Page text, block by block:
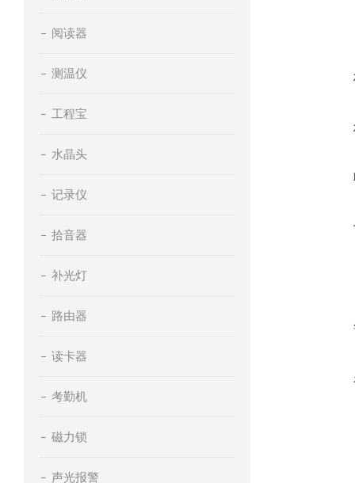
阅读器
测温仪
工程宝
水晶头
记录仪
拾音器
补光灯
路由器
读卡器
考勤机
磁力锁
声光报警